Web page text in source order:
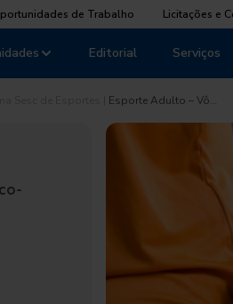
de Trabalho Licitações e
Editorial Serviços
Esporte Adulto – Vô…